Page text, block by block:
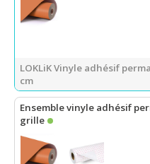
LOKLiK Vinyle adhésif
cm
Ensemble vinyle adhésif
grille
LOKLiK Vinyle adhésif